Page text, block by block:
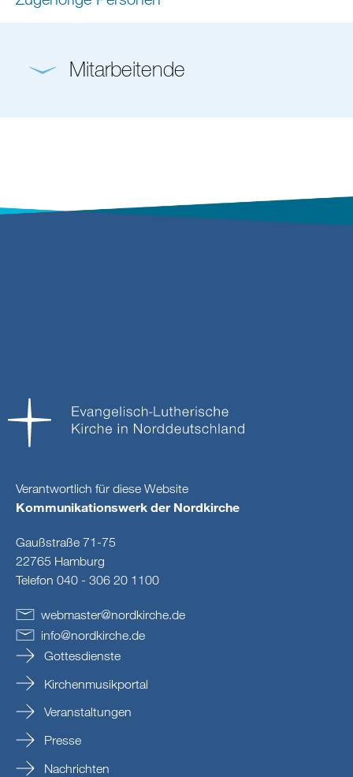
Mitarbeitende
Verantwortlich für diese Website
Kommunikationswerk der Nordkirche
Gaußstraße 71-75
22765 Hamburg
Telefon 040 - 306 20 1100
webmaster@nordkirche.de
info@nordkirche.de
Gottesdienste
Kirchenmusikportal
Veranstaltungen
Presse
Nachrichten